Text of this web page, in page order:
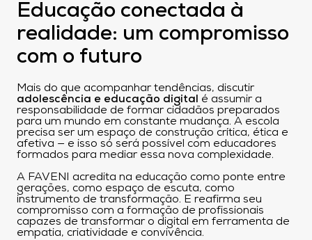
Educação conectada à
realidade: um compromisso
com o futuro
Mais do que acompanhar tendências, discutir
adolescência e educação digital é assumir a
responsabilidade de formar cidadãos preparados
para um mundo em constante mudança. A escola
precisa ser um espaço de construção crítica, ética e
afetiva — e isso só será possível com educadores
formados para mediar essa nova complexidade.
A FAVENI acredita na educação como ponte entre
gerações, como espaço de escuta, como
instrumento de transformação. E reafirma seu
compromisso com a formação de profissionais
capazes de transformar o digital em ferramenta de
empatia, criatividade e convivência.